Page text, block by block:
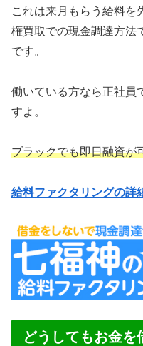
これは来月もらう給料を
権買取での現金調達方法
です。
働いている方なら正社員
すよ。
ブラックでも即日融資が
給料ファクタリングの詳
どうしてもお金